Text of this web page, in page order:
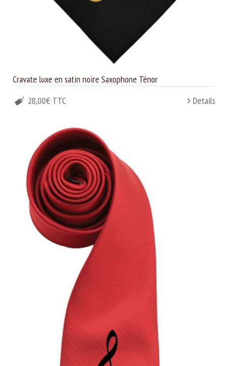
Cravate luxe en satin noire Saxophone Ténor
28,00€ TTC
Details